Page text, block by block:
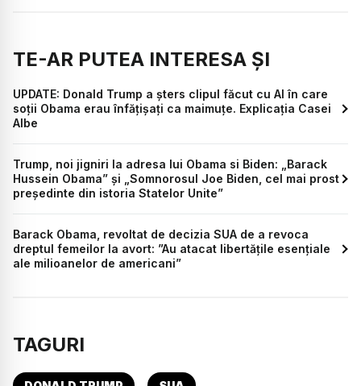
TE-AR PUTEA INTERESA ȘI
UPDATE: Donald Trump a șters clipul făcut cu AI în care
soții Obama erau înfățișați ca maimuțe. Explicația Casei
Albe
Trump, noi jigniri la adresa lui Obama si Biden: „Barack
Hussein Obama” și „Somnorosul Joe Biden, cel mai prost
președinte din istoria Statelor Unite”
Barack Obama, revoltat de decizia SUA de a revoca
dreptul femeilor la avort: ”Au atacat libertățile esențiale
ale milioanelor de americani”
TAGURI